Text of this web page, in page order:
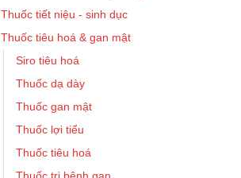
Thuốc tiết niệu - sinh dục
Thuốc tiêu hoá & gan mật
Siro tiêu hoá
Thuốc dạ dày
Thuốc gan mật
Thuốc lợi tiểu
Thuốc tiêu hoá